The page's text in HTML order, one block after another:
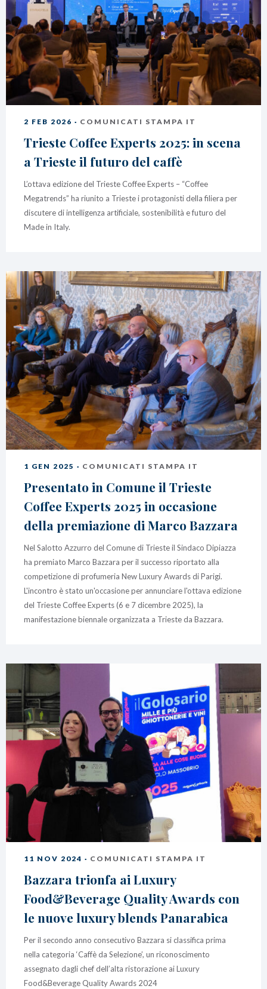
2 FEB 2026 · COMUNICATI STAMPA IT
Trieste Coffee Experts 2025: in scena
a Trieste il futuro del caffè
L’ottava edizione del Trieste Coffee Experts – “Coffee
Megatrends” ha riunito a Trieste i protagonisti della filiera per
discutere di intelligenza artificiale, sostenibilità e futuro del
Made in Italy.
1 GEN 2025 · COMUNICATI STAMPA IT
Presentato in Comune il Trieste
Coffee Experts 2025 in occasione
della premiazione di Marco Bazzara
Nel Salotto Azzurro del Comune di Trieste il Sindaco Dipiazza
ha premiato Marco Bazzara per il successo riportato alla
competizione di profumeria New Luxury Awards di Parigi.
L'incontro è stato un'occasione per annunciare l'ottava edizione
del Trieste Coffee Experts (6 e 7 dicembre 2025), la
manifestazione biennale organizzata a Trieste da Bazzara.
11 NOV 2024 · COMUNICATI STAMPA IT
Bazzara trionfa ai Luxury
Food&Beverage Quality Awards con
le nuove luxury blends Panarabica
Per il secondo anno consecutivo Bazzara si classifica prima
nella categoria ‘Caffè da Selezione’, un riconoscimento
assegnato dagli chef dell’alta ristorazione ai Luxury
Food&Beverage Quality Awards 2024